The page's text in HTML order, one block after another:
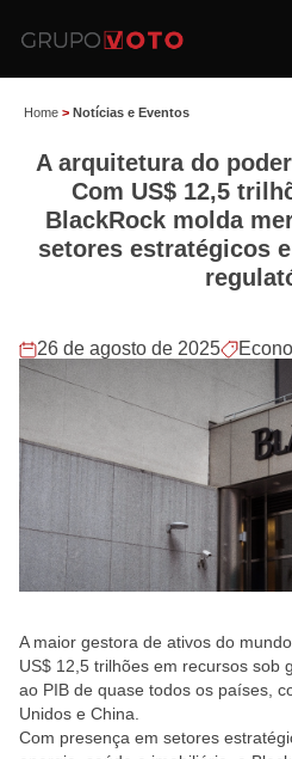
Home > Notícias e Eventos
A arquitetura do
Com US$ 12,5
BlackRock molda
setores estratégicos
26 de agosto de 2025
A maior gestora de ativos do
US$ 12,5 trilhões em recursos sob
ao PIB de quase todos os países,
Unidos e China.
Com presença em setores